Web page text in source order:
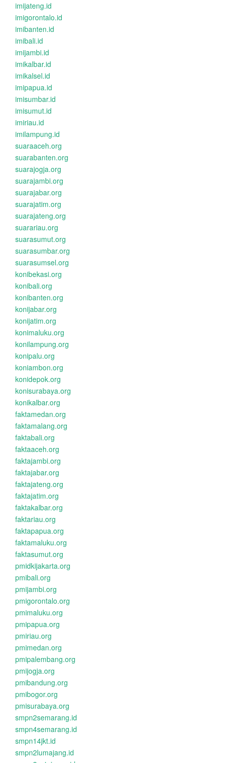
imijateng.id
imigorontalo.id
imibanten.id
imibali.id
imijambi.id
imikalbar.id
imikalsel.id
imipapua.id
imisumbar.id
imisumut.id
imiriau.id
imilampung.id
suaraaceh.org
suarabanten.org
suarajogja.org
suarajambi.org
suarajabar.org
suarajatim.org
suarajateng.org
suarariau.org
suarasumut.org
suarasumbar.org
suarasumsel.org
konibekasi.org
konibali.org
konibanten.org
konijabar.org
konijatim.org
konimaluku.org
konilampung.org
konipalu.org
koniambon.org
konidepok.org
konisurabaya.org
konikalbar.org
faktamedan.org
faktamalang.org
faktabali.org
faktaaceh.org
faktajambi.org
faktajabar.org
faktajateng.org
faktajatim.org
faktakalbar.org
faktariau.org
faktapapua.org
faktamaluku.org
faktasumut.org
pmidkijakarta.org
pmibali.org
pmijambi.org
pmigorontalo.org
pmimaluku.org
pmipapua.org
pmiriau.org
pmimedan.org
pmipalembang.org
pmijogja.org
pmibandung.org
pmibogor.org
pmisurabaya.org
smpn2semarang.id
smpn4semarang.id
smpn14jkt.id
smpn2lumajang.id